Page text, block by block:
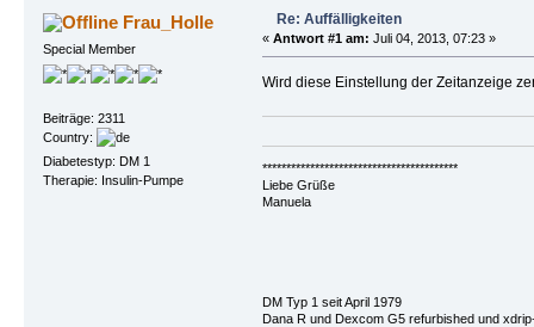
Frau_Holle
Special Member
Beiträge: 2311
Country:
Diabetestyp: DM 1
Therapie: Insulin-Pumpe
Re: Auffälligkeiten
« Antwort #1 am: Juli 04, 2013, 07:23 »
Wird diese Einstellung der Zeitanzeige
*****************************************
Liebe Grüße
Manuela
DM Typ 1 seit April 1979
Dana R und Dexcom G5 refurbished und